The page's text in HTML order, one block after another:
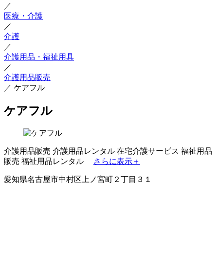
／
医療・介護
／
介護
／
介護用品・福祉用具
／
介護用品販売
／ ケアフル
ケアフル
介護用品販売 介護用品レンタル 在宅介護サービス 福祉用品
販売 福祉用品レンタル さらに表示＋
愛知県名古屋市中村区上ノ宮町２丁目３１